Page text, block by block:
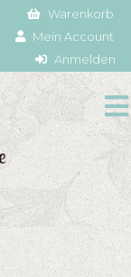
Warenkorb
Mein Account
Anmelden